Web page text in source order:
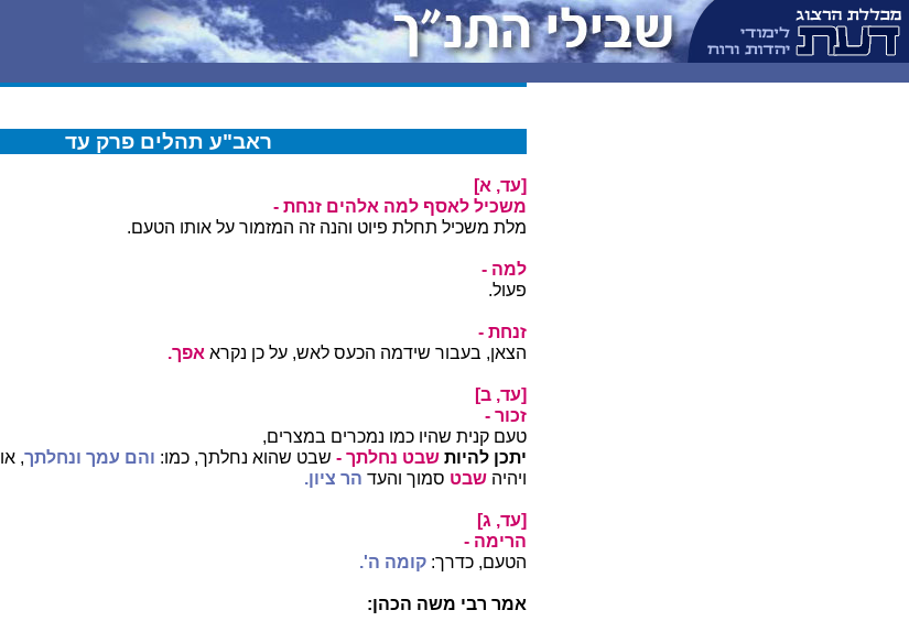
ראב"ע תהלים פרק עד
[עד, א]
משכיל לאסף למה אלהים זנחת -
מלת משכיל תחלת פיוט והנה זה המזמור על אותו הטעם.
למה -
פעול.
זנחת -
הצאן, בעבור שידמה הכעס לאש, על כן נקרא אפך.
[עד, ב]
זכור -
טעם קנית שהיו כמו נמכרים במצרים,
יתכן להיות שבט נחלתך - שבט שהוא נחלתך, כמו: והם עמך ונחלתך, או
ויהיה שבט סמוך והעד הר ציון.
[עד, ג]
הרימה -
הטעם, כדרך: קומה ה'.
אמר רבי משה הכהן: